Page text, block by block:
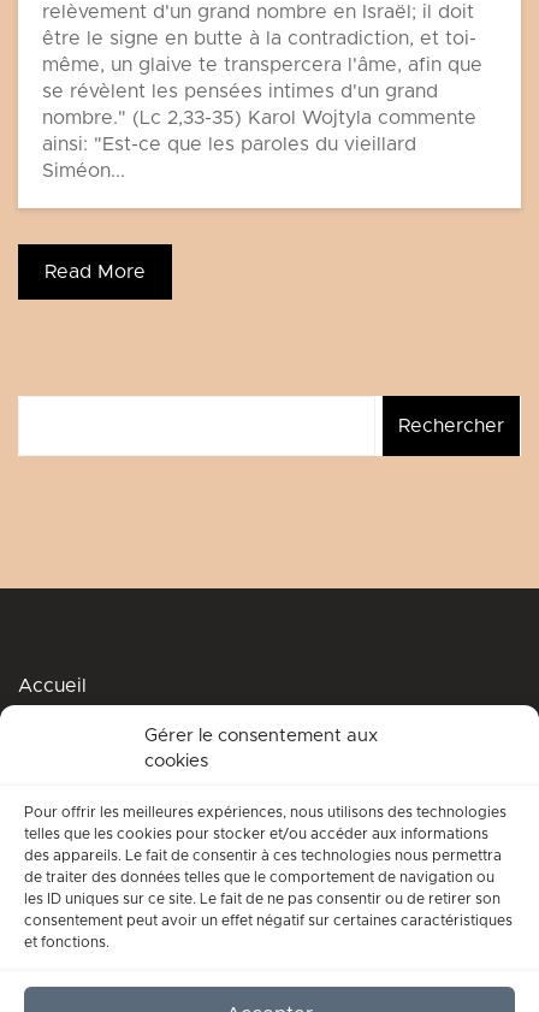
Gérer le consentement aux
cookies
Pour offrir les meilleures expériences, nous utilisons des technologies
telles que les cookies pour stocker et/ou accéder aux informations
des appareils. Le fait de consentir à ces technologies nous permettra
de traiter des données telles que le comportement de navigation ou
les ID uniques sur ce site. Le fait de ne pas consentir ou de retirer son
consentement peut avoir un effet négatif sur certaines caractéristiques
et fonctions.
relèvement d'un grand nombre en Israël; il doit
être le signe en butte à la contradiction, et toi-
même, un glaive te transpercera l'âme, afin que
se révèlent les pensées intimes d'un grand
nombre." (Lc 2,33-35) Karol Wojtyla commente
ainsi: "Est-ce que les paroles du vieillard
Siméon...
Read More
Accueil
Accompagnement spirituel
Qui suis-je ?
Conditions générales d’utilisation
Mentions légales